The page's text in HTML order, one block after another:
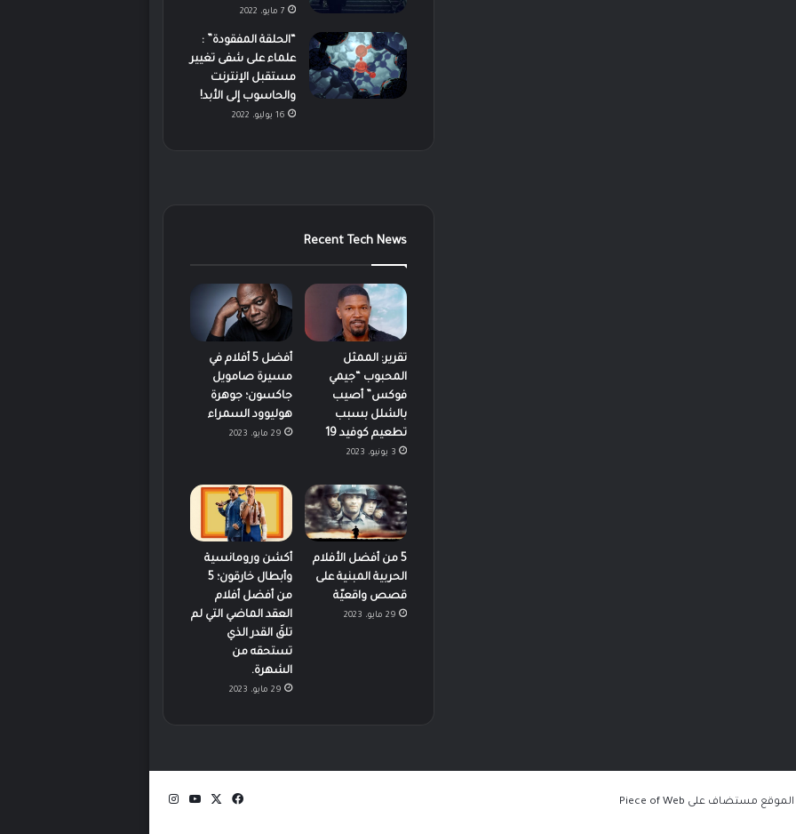
7 مايو، 2022
“الحلقة المفقودة” :
علماء على شفى تغيير
مستقبل الإنترنت
والحاسوب إلى الأبد!
16 يوليو، 2022
Recent Tech News
تقرير: الممثل
المحبوب “جيمي
فوكس” أصيب
بالشلل بسبب
تطعيم كوفيد 19
3 يونيو، 2023
أفضل 5 أفلام في
مسيرة صامويل
جاكسون؛ جوهرة
هوليوود السمراء
29 مايو، 2023
5 من أفضل الأفلام
الحربية المبنية على
قصص واقعيّة
29 مايو، 2023
أكشن ورومانسية
وأبطال خارقون؛ 5
من أفضل أفلام
العقد الماضي التي لم
تلقَ القدر الذي
تستحقه من
الشهرة.
29 مايو، 2023
Piece of Web فيسبوك ‫YouTube